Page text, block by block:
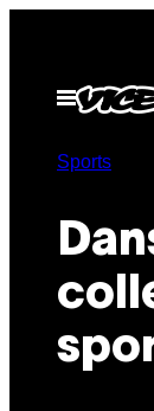
contentOpen
Menu
Sports